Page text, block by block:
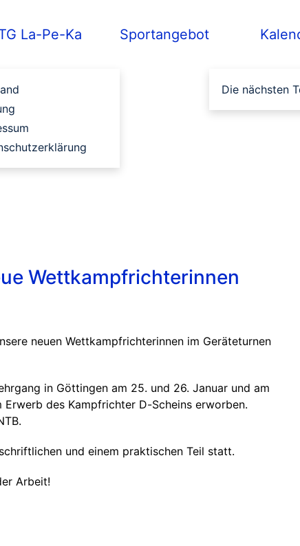
La-Pe-Ka Sportangebot
Die nächsten
Wettkampfrichterinnen
neuen Wettkampfrichterinnen im Geräteturnen
in Göttingen am 25. und 26. Januar und am
Erwerb des Kampfrichter D-Scheins erworben.
und einem praktischen Teil statt.
Arbeit!